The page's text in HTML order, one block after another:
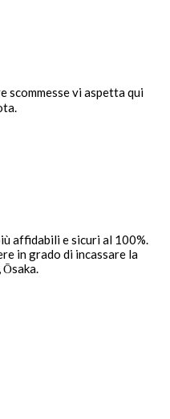
scommesse vi aspetta qui
affidabili e sicuri al 100%.
in grado di incassare la